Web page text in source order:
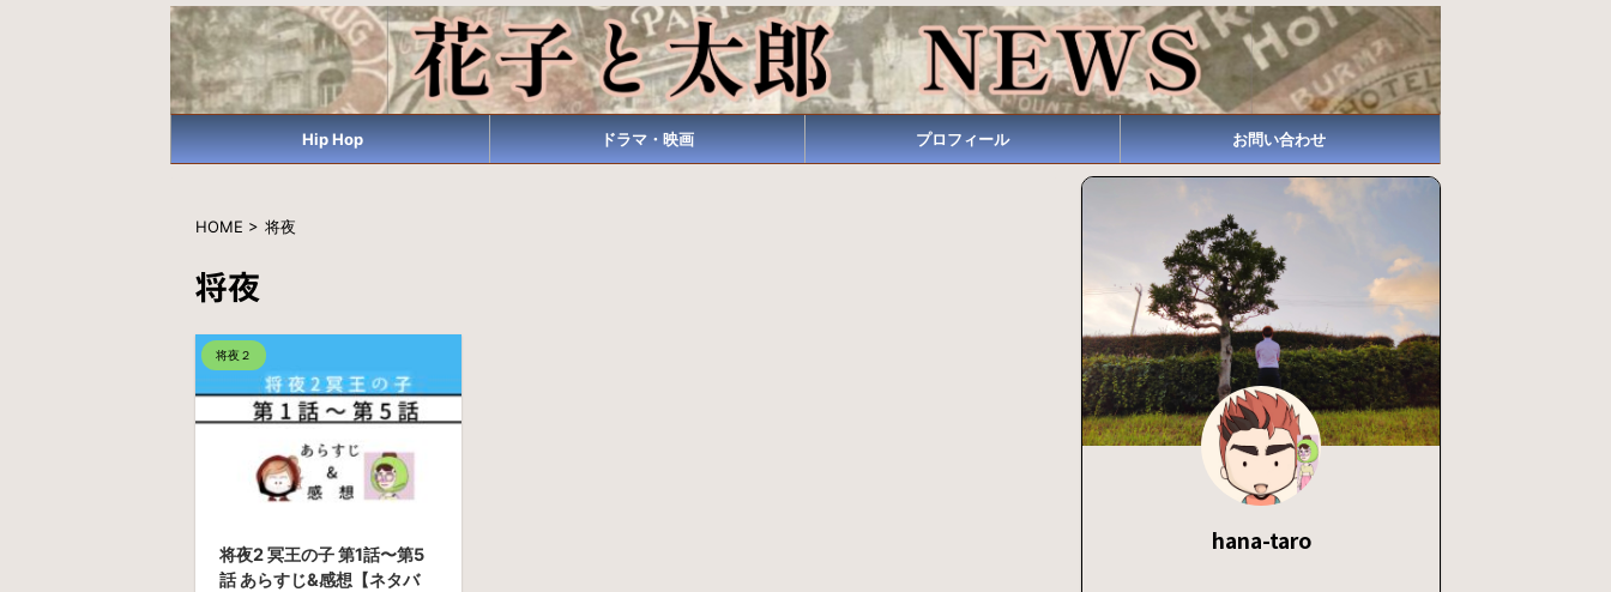
Hip Hop ドラマ・映画 プロフィール お問い合わせ
HOME > 将夜
将夜
将夜２
将夜2 冥王の子 第1話〜第5
話 あらすじ&感想【ネタバ
hana-taro